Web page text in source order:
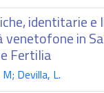
identitarie e
venetofone in
Fertilia
Devilla, L.